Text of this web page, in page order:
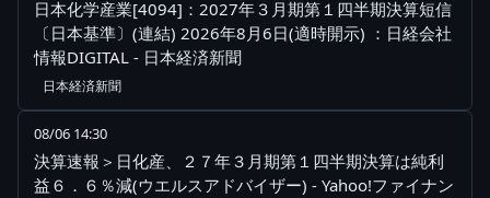
日本化学産業[4094]：2027年３月期第１四半期決算短信
〔日本基準〕(連結) 2026年8月6日(適時開示) ：日経会社
情報DIGITAL - 日本経済新聞
日本経済新聞
08/06 14:30
決算速報＞日化産、２７年３月期第１四半期決算は純利
益６．６％減(ウエルスアドバイザー) - Yahoo!ファイナン